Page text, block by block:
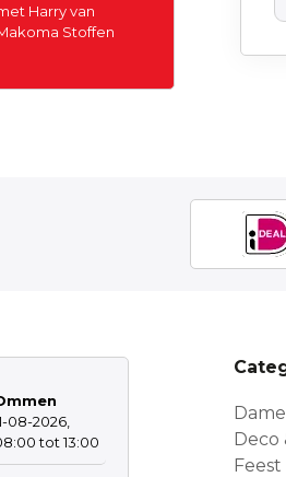
Harry van
Stoffen
08-2026,
tot 13:00
Deco
Feest